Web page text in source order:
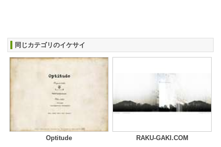
同じカテゴリのイケサイ
Optitude RAKU-GAKI.COM